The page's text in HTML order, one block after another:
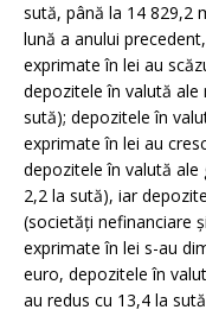
sută, până la 14 829,2
lună a anului
exprimate în lei au
depozitele în valută
sută); depozitele în
exprimate în lei au
depozitele în valută
2,2 la sută), iar
(societăţi nefinanciare
exprimate în lei s-au
euro, depozitele în
au redus cu 13,4 la